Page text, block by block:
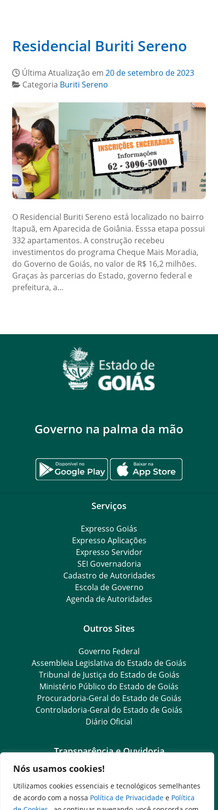
Nós usamos cookies!
Utilizamos cookies essenciais e tecnológicos semelhantes
de acordo com a nossa Política de Privacidade e Política
Residencial Buriti Sereno
Última Atualização em 20 de setembro de 2023
Categoria Buriti Sereno
O Residencial Buriti Sereno está localizado no bairro
Itapuã, em Aparecida de Goiânia. Esssa etapa possui
332 apartamentos. A construção recebeu
investimentos do programa Cheque Mais Moradia,
do Governo de Goiás, no valor de R$ 16,2 milhões.
Graças às parcerias do Estado, governo federal e
prefeitura, a…
Governo na palma da mão
Serviços
Expresso Goiás
Expresso Aplicações
Expresso Servidor
SEI Governadoria
Cadastro de Autoridades
Escola de Governo
Agenda de Autoridades
Outros Sites
Governo Federal
Assembleia Legislativa do Estado de Goiás
Tribunal de Justiça do Estado de Goiás
Ministério Público do Estado de Goiás
Procuradoria-Geral do Estado de Goiás
Controladoria-Geral do Estado de Goiás
Diário Oficial
Transparência e Ouvidoria
LGPD
Goiás Transparência
Dados Abertos Goiás